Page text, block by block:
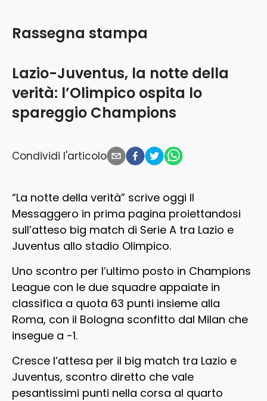
Lazio-Juventus, la notte della
verità: l’Olimpico ospita lo
spareggio Champions
Rassegna stampa
Condividi l'articolo
“La notte della verità” scrive oggi Il
Messaggero in prima pagina proiettandosi
sull’atteso big match di Serie A tra Lazio e
Juventus allo stadio Olimpico.
Uno scontro per l’ultimo posto in Champions
League con le due squadre appaiate in
classifica a quota 63 punti insieme alla
Roma, con il Bologna sconfitto dal Milan che
insegue a -1.
Cresce l’attesa per il big match tra Lazio e
Juventus, scontro diretto che vale
pesantissimi punti nella corsa al quarto